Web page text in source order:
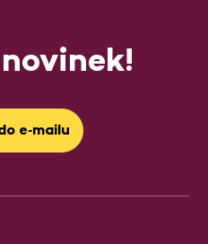
e‑mailu